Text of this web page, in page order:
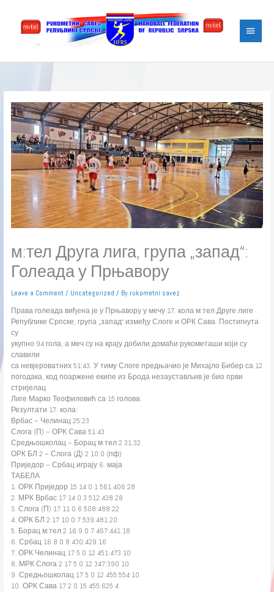
Menu
м:тел Друга лига, група „запад“:
Голеада у Прњавору
Leave a Comment / Uncategorized / By rukometni savez
Права голеада виђена је у Прњавору у мечу 17. кола м:тел Друге лиге
Републике Српске, група „запад“ између Слоге и ОРК Сава. Постигнута
су
укупно 94 гола, а меч су на крају добили домаћи рукометаши који су
славили
са невјероватних 51:43. У тиму Слоге предњачио је Михајло Бибер са 12
погодака, код поаржене екипе из Брода незаустављив је био први
стријелац
Лиге Марко Теофиловић са 15 голова.
Резултати 17. кола:
Врбас – Челинац 25:23
Слога (П) – ОРК Сава 51:43
Средњошколац – Борац м:тел 2 31:32
ОРК БЛ 2 – Слога (Д) 2 10:0 (пф)
Приједор – Србац играју 6. маја
ТАБЕЛА
1. ОРК Приједор 15 14 0 1 561:406 28
2. МРК Врбас 17 14 0 3 512:438 28
3. Слога (П) 17 11 0 6 508:488 22
4. ОРК БЛ 2 17 10 0 7 539:481 20
5. Борац м:тел 2 16 9 0 7 467:441 18
6. Србац 16 8 0 8 430:429 16
7. ОРК Челинац 17 5 0 12 451:473 10
8. МРК Слога 2 17 5 0 12 347:390 10
9. Средњошколац 17 5 0 12 455:554 10
10. ОРК Сава 17 2 0 15 455:625 4